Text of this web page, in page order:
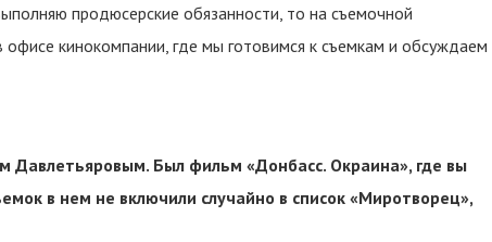
продюсерские обязанности, то на съемочной
офисе кинокомпании, где мы готовимся к съемкам и обсуждаем
Давлетьяровым. Был фильм «Донбасс. Окраина», где вы
в нем не включили случайно в список «Миротворец»,